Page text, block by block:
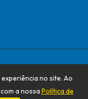
no site. Ao
a nossa Política de